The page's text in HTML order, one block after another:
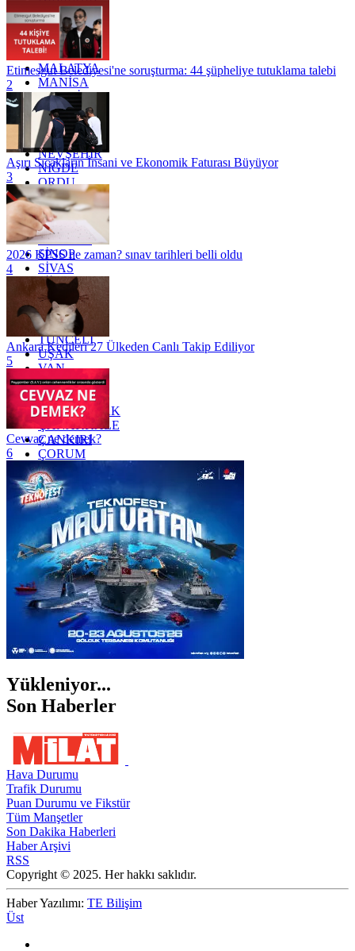
KOCAELİ
KONYA
KÜTAHYA
KİLİS
MALATYA
MANİSA
MARDİN
MERSİN
MUĞLA
MUŞ
NEVŞEHİR
NİĞDE
ORDU
OSMANİYE
RİZE
SAKARYA
SAMSUN
SİNOP
SİVAS
SİİRT
TEKİRDAĞ
TOKAT
TRABZON
TUNCELİ
UŞAK
VAN
YALOVA
YOZGAT
ZONGULDAK
ÇANAKKALE
ÇANKIRI
ÇORUM
İSTANBUL
İZMİR
ŞANLIURFA
ŞIRNAK
Etimesgut Belediyesi'ne soruşturma: 44 şüpheliye tutuklama talebi
2
Aşırı Sıcakların İnsani ve Ekonomik Faturası Büyüyor
3
2026 KPSS ne zaman? sınav tarihleri belli oldu
4
Ankara Kedileri 27 Ülkeden Canlı Takip Ediliyor
5
Cevvaz ne demek?
6
Yükleniyor...
Son Haberler
Hava Durumu
Trafik Durumu
Puan Durumu ve Fikstür
Tüm Manşetler
Son Dakika Haberleri
Haber Arşivi
RSS
Copyright © 2025. Her hakkı saklıdır.
Haber Yazılımı: TE Bilişim
Üst